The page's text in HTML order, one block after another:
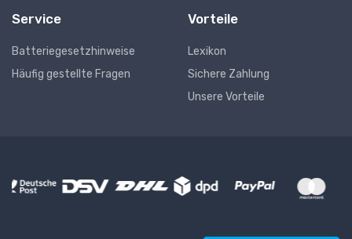
Service
Batteriegesetzhinweise
Häufig gestellte Fragen
Vorteile
Lexikon
Sichere Zahlung
Unsere Vorteile